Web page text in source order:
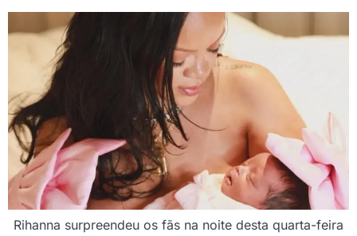
Rihanna surpreendeu os fãs na noite desta quarta-feira